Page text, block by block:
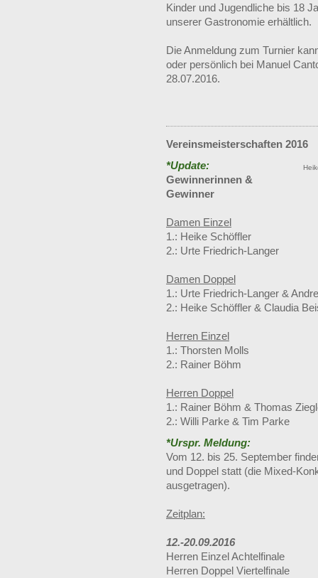
Kinder und Jugendliche bis 18
unserer Gastronomie erhältlich.
Die Anmeldung zum Turnier
oder persönlich bei Manuel
28.07.2016.
Vereinsmeisterschaften 2016
*Update:
Gewinnerinnen &
Gewinner
Damen Einzel
1.: Heike Schöffler
2.: Urte Friedrich-Langer
Damen Doppel
1.: Urte Friedrich-Langer &
2.: Heike Schöffler & Claudia
Herren Einzel
1.: Thorsten Molls
2.: Rainer Böhm
Herren Doppel
1.: Rainer Böhm & Thomas
2.: Willi Parke & Tim Parke
*Urspr. Meldung:
Vom 12. bis 25. September
und Doppel statt (die Mixed-
ausgetragen).
Zeitplan:
12.-20.09.2016
Herren Einzel Achtelfinale
Herren Doppel Viertelfinale